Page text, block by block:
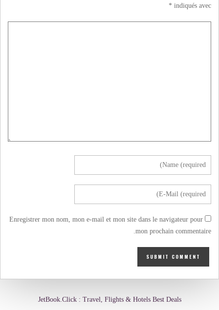
indiqués avec
*
Enregistrer mon nom, mon e-mail et mon site dans le navigateur pour
mon prochain commentaire.
JetBook.Click : Travel, Flights & Hotels Best Deals